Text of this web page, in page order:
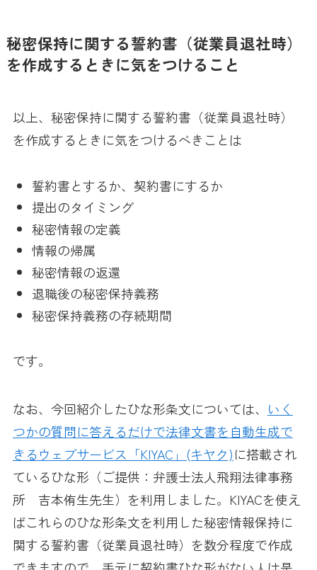
秘密保持に関する誓約書（従業員退社時）
を作成するときに気をつけること
以上、秘密保持に関する誓約書（従業員退社時）
を作成するときに気をつけるべきことは
誓約書とするか、契約書にするか
提出のタイミング
秘密情報の定義
情報の帰属
秘密情報の返還
退職後の秘密保持義務
秘密保持義務の存続期間
です。
なお、今回紹介したひな形条文については、 いく
つかの質問に答えるだけで法律文書を自動生成で
きるウェブサービス「KIYAC」(キヤク)に搭載され
ているひな形（ご提供：弁護士法人飛翔法律事務
所 吉本侑生先生）を利用しました。KIYACを使え
ばこれらのひな形条文を利用した秘密情報保持に
関する誓約書（従業員退社時）を数分程度で作成